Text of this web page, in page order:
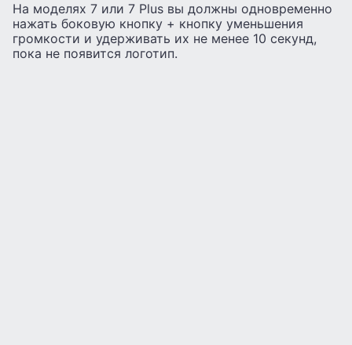
На моделях 7 или 7 Plus вы должны одновременно
нажать боковую кнопку + кнопку уменьшения
громкости и удерживать их не менее 10 секунд,
пока не появится логотип.